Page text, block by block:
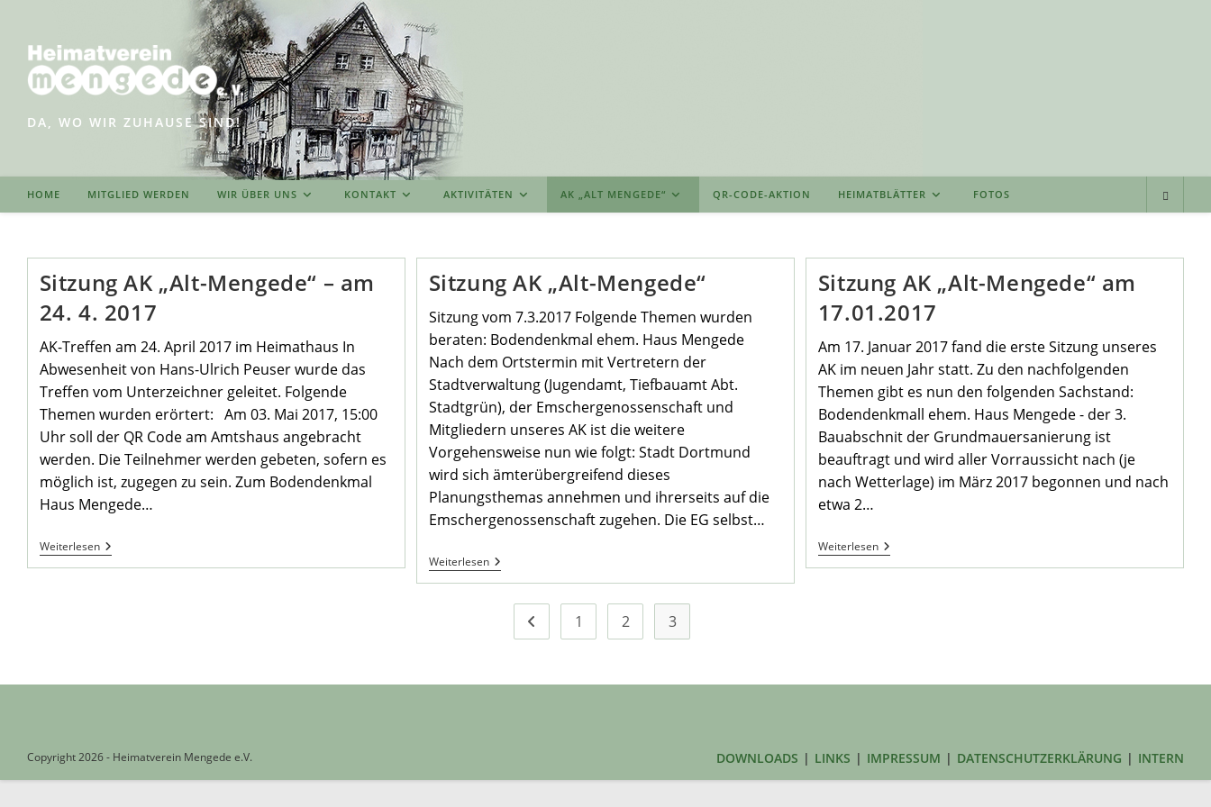
springen
DA, WO WIR ZUHAUSE SIND!
HOME MITGLIED WERDEN WIR ÜBER UNS KONTAKT AKTIVITÄTEN AK „ALT MENGEDE“ QR-CODE-AKTION HEIMATBLÄTTER FOTOS
Sitzung AK „Alt-Mengede“ – am
24. 4. 2017
AK-Treffen am 24. April 2017 im Heimathaus In
Abwesenheit von Hans-Ulrich Peuser wurde das
Treffen vom Unterzeichner geleitet. Folgende
Themen wurden erörtert: Am 03. Mai 2017, 15:00
Uhr soll der QR Code am Amtshaus angebracht
werden. Die Teilnehmer werden gebeten, sofern es
möglich ist, zugegen zu sein. Zum Bodendenkmal
Haus Mengede…
WeiterlesenSitzung
AK
Sitzung AK „Alt-Mengede“
Sitzung vom 7.3.2017 Folgende Themen wurden
beraten: Bodendenkmal ehem. Haus Mengede
Nach dem Ortstermin mit Vertretern der
Stadtverwaltung (Jugendamt, Tiefbauamt Abt.
Stadtgrün), der Emschergenossenschaft und
Mitgliedern unseres AK ist die weitere
Vorgehensweise nun wie folgt: Stadt Dortmund
wird sich ämterübergreifend dieses
Planungsthemas annehmen und ihrerseits auf die
Emschergenossenschaft zugehen. Die EG selbst…
WeiterlesenSitzung
AK
Mengede“
Sitzung AK „Alt-Mengede“ am
17.01.2017
Am 17. Januar 2017 fand die erste Sitzung unseres
AK im neuen Jahr statt. Zu den nachfolgenden
Themen gibt es nun den folgenden Sachstand:
Bodendenkmall ehem. Haus Mengede - der 3.
Bauabschnit der Grundmauersanierung ist
beauftragt und wird aller Vorraussicht nach (je
nach Wetterlage) im März 2017 begonnen und nach
etwa 2…
WeiterlesenSitzung
AK
Zur vorherigen Seite
1 2 3
DOWNLOADS LINKS IMPRESSUM DATENSCHUTZERKLÄRUNG INTERN
Copyright 2026 - Heimatverein Mengede e.V.